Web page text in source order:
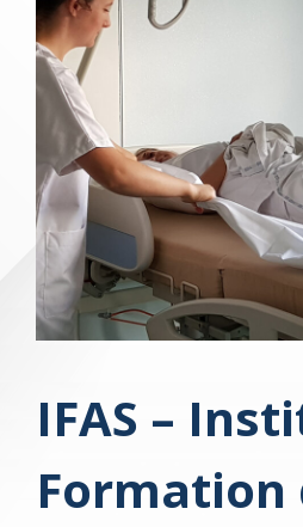
IFAS –
Formation